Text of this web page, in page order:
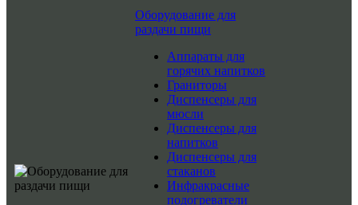
Оборудование для
раздачи пищи
Аппараты для
горячих напитков
Граниторы
Диспенсеры для
мюсли
Диспенсеры для
напитков
Диспенсеры для
стаканов
Инфракрасные
подогреватели